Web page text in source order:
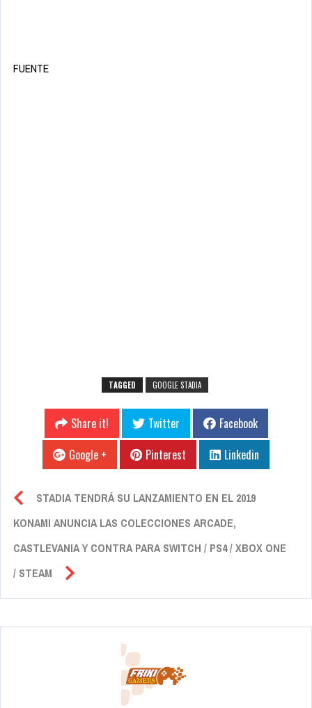
FUENTE
TAGGED GOOGLE STADIA
Share it! Twitter
Facebook
Google +
Pinterest Linkedin
STADIA TENDRÁ SU LANZAMIENTO EN EL 2019
KONAMI ANUNCIA LAS COLECCIONES ARCADE,
CASTLEVANIA Y CONTRA PARA SWITCH / PS4 / XBOX ONE
/ STEAM